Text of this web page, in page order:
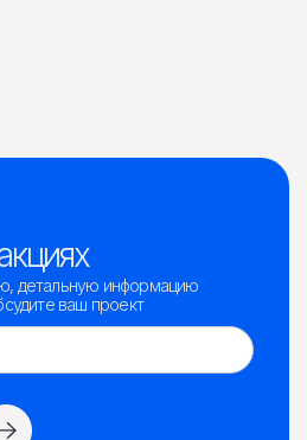
детальную информацию
ваш проект